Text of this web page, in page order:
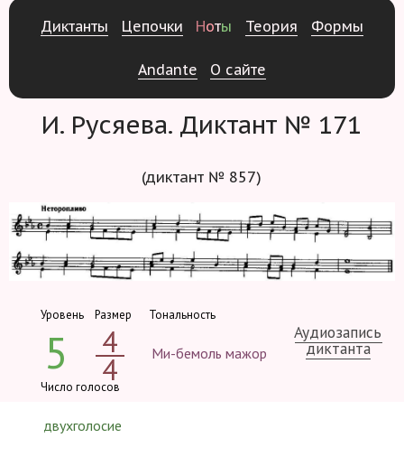
Диктанты Цепочки Ноты Теория Формы
Andante О сайте
И. Русяева. Диктант № 171
(диктант № 857)
Уровень
5
Размер
4
4
Тональность
Ми-бемоль мажор
Число голосов
двухголосие
Аудиозапись
диктанта